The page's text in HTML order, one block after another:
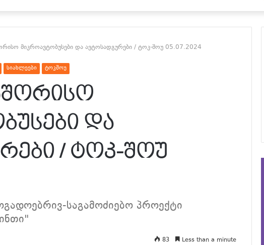
მიკროავტობუსები და ავტოსადგურები / ტოკ-შოუ 05.07.2024
სიახლეები ტოკშოუ
და
/ ტოკ-შოუ
საგამოძიებო პროექტი
83 Less than a minute